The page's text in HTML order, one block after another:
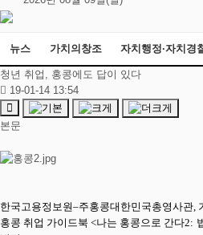
뉴스 가치의창조 자치행정·자치경
청년 취업, 홍콩에도 답이 있다
19-01-14 13:54
본문
한국고용정보원–주홍콩대한민국총영사관,
홍콩 취업 가이드북 <나는 홍콩으로 간다2: